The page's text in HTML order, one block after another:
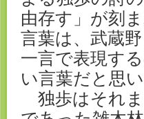
由存す」が刻
言葉は、武蔵
一言で表現す
い言葉だと思い
独歩はそれま